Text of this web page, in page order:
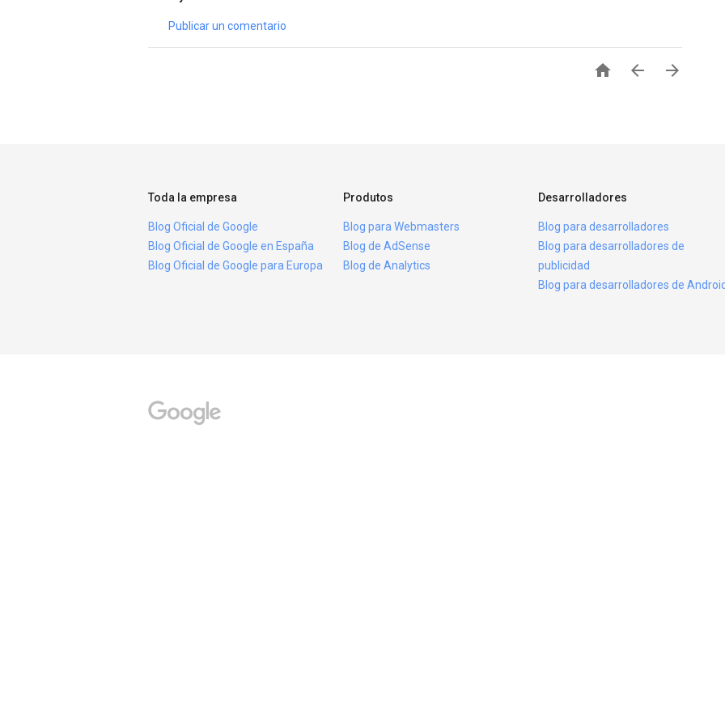
Publicar un comentario
  
Toda la empresa
Blog Oficial de Google
Blog Oficial de Google en España
Blog Oficial de Google para Europa
Produtos
Blog para Webmasters
Blog de AdSense
Blog de Analytics
Desarrolladores
Blog para desarrolladores
Blog para desarrolladores de
publicidad
Blog para desarrolladores de